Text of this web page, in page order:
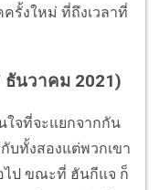
รั้งใหม่ ที่ถึงเวลาที่
ธันวาคม 2021)
ใจที่จะแยกจากกัน
บทั้งสองแต่พวกเขา
ไป ขณะที่ ฮันกีแจ ก็